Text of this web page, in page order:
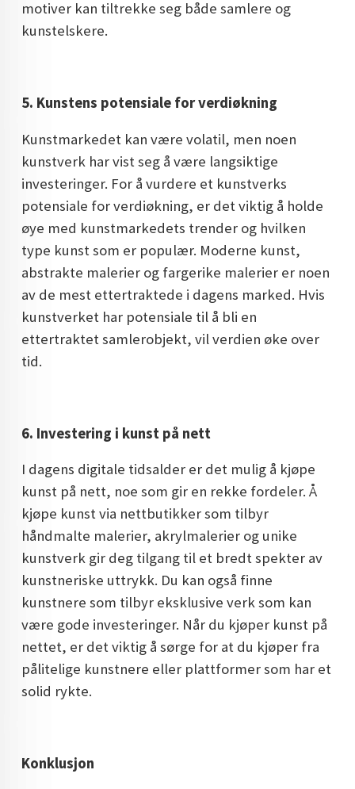
motiver kan tiltrekke seg både samlere og
kunstelskere.
5. Kunstens potensiale for verdiøkning
Kunstmarkedet kan være volatil, men noen
kunstverk har vist seg å være langsiktige
investeringer. For å vurdere et kunstverks
potensiale for verdiøkning, er det viktig å holde
øye med kunstmarkedets trender og hvilken
type kunst som er populær. Moderne kunst,
abstrakte malerier og fargerike malerier er noen
av de mest ettertraktede i dagens marked. Hvis
kunstverket har potensiale til å bli en
ettertraktet samlerobjekt, vil verdien øke over
tid.
6. Investering i kunst på nett
I dagens digitale tidsalder er det mulig å kjøpe
kunst på nett, noe som gir en rekke fordeler. Å
kjøpe kunst via nettbutikker som tilbyr
håndmalte malerier, akrylmalerier og unike
kunstverk gir deg tilgang til et bredt spekter av
kunstneriske uttrykk. Du kan også finne
kunstnere som tilbyr eksklusive verk som kan
være gode investeringer. Når du kjøper kunst på
nettet, er det viktig å sørge for at du kjøper fra
pålitelige kunstnere eller plattformer som har et
solid rykte.
Konklusjon